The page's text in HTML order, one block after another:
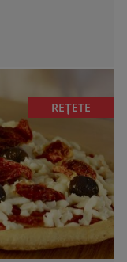
REȚETE